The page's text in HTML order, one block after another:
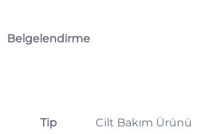
Belgelendirme
Tip
Cilt Bakım Ürünü